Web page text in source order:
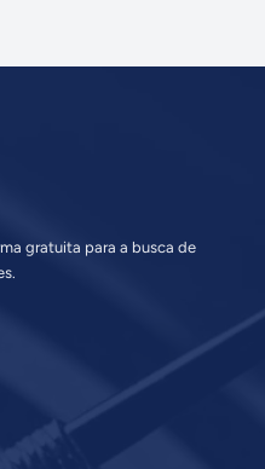
gratuita para a busca de